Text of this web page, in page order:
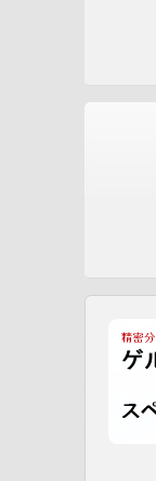
一
平成２
２４年
ISO/
また、
食品輸